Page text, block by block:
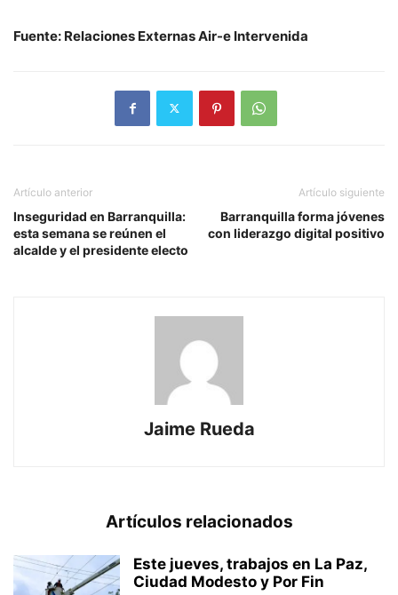
Fuente: Relaciones Externas Air-e Intervenida
Artículo anterior
Inseguridad en Barranquilla:
esta semana se reúnen el
alcalde y el presidente electo
Artículo siguiente
Barranquilla forma jóvenes
con liderazgo digital positivo
Jaime Rueda
Artículos relacionados
Este jueves, trabajos en La Paz,
Ciudad Modesto y Por Fin